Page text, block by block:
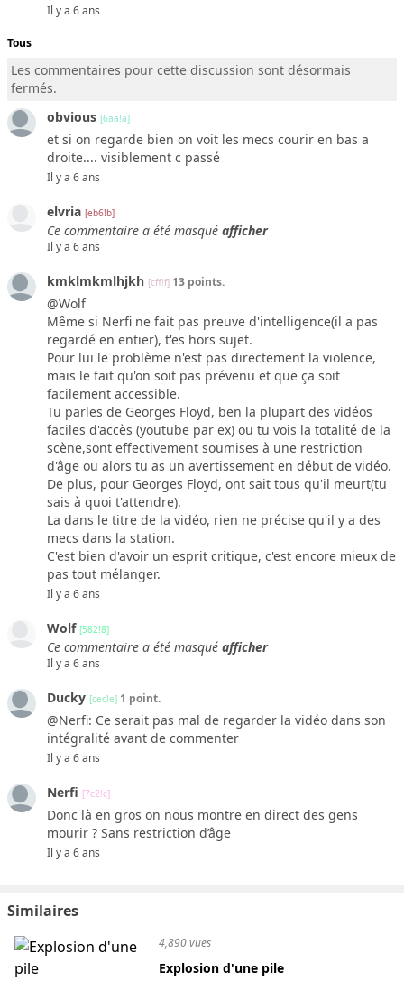
Il y a 6 ans
Tous
Les commentaires pour cette discussion sont désormais
fermés.
obvious [6aa!a]
et si on regarde bien on voit les mecs courir en bas a
droite.... visiblement c passé
Il y a 6 ans
elvria [eb6!b]
Ce commentaire a été masqué afficher
Il y a 6 ans
kmklmkmlhjkh [cff!f] 13 points.
@Wolf
Même si Nerfi ne fait pas preuve d'intelligence(il a pas
regardé en entier), t'es hors sujet.
Pour lui le problème n'est pas directement la violence,
mais le fait qu'on soit pas prévenu et que ça soit
facilement accessible.
Tu parles de Georges Floyd, ben la plupart des vidéos
faciles d'accès (youtube par ex) ou tu vois la totalité de la
scène,sont effectivement soumises à une restriction
d'âge ou alors tu as un avertissement en début de vidéo.
De plus, pour Georges Floyd, ont sait tous qu'il meurt(tu
sais à quoi t'attendre).
La dans le titre de la vidéo, rien ne précise qu'il y a des
mecs dans la station.
C'est bien d'avoir un esprit critique, c'est encore mieux de
pas tout mélanger.
Il y a 6 ans
Wolf [582!8]
Ce commentaire a été masqué afficher
Il y a 6 ans
Ducky [cec!e] 1 point.
@Nerfi: Ce serait pas mal de regarder la vidéo dans son
intégralité avant de commenter
Il y a 6 ans
Nerfi [7c2!c]
Donc là en gros on nous montre en direct des gens
mourir ? Sans restriction d’âge
Il y a 6 ans
Similaires
4,890 vues
Explosion d'une pile